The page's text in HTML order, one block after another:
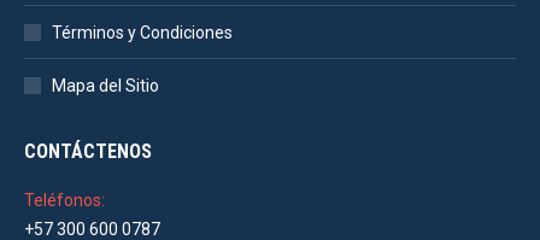
Términos y Condiciones
Mapa del Sitio
CONTÁCTENOS
Teléfonos:
+57 300 600 0787